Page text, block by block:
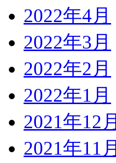
2022年4月
2022年3月
2022年2月
2022年1月
2021年12月
2021年11月